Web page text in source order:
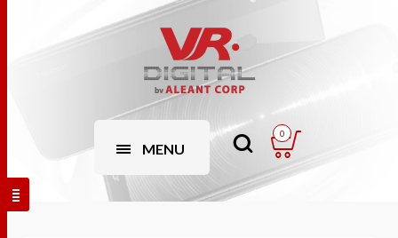
MENU
0